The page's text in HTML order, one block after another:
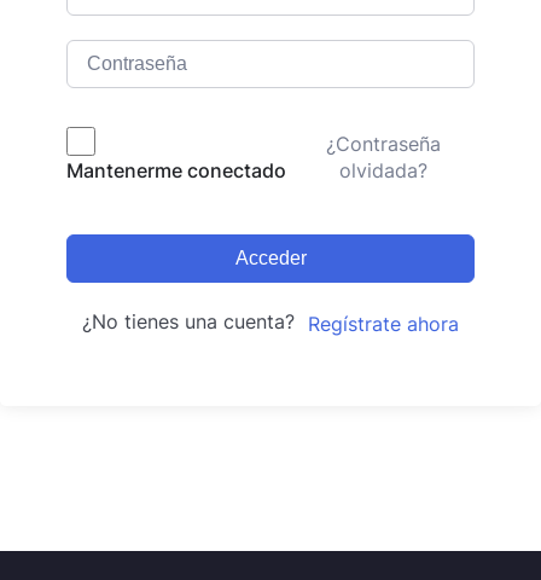
Mantenerme conectado
¿Contraseña
olvidada?
Acceder
¿No tienes una cuenta? Regístrate ahora